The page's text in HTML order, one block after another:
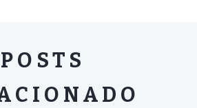
POSTS